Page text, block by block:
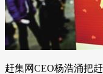
赶集网CEO杨浩涌把